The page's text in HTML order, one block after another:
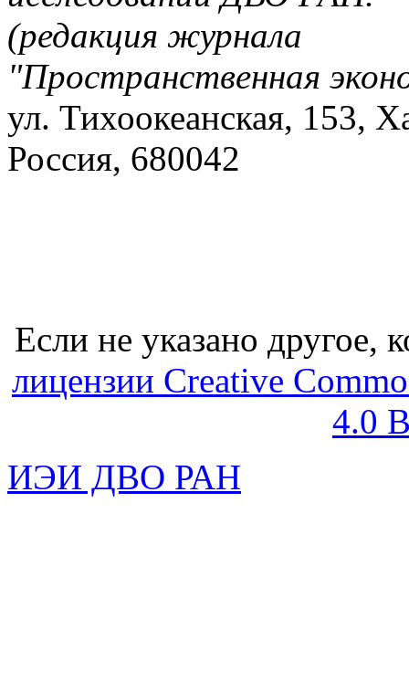
(редакция журнала
"Пространственная
ул. Тихоокеанская, 153,
Россия, 680042
Если не указано другое,
лицензии Creative
4.0
ИЭИ ДВО РАН